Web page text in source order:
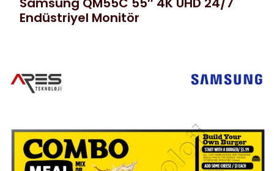
Endüstriyel Monitör